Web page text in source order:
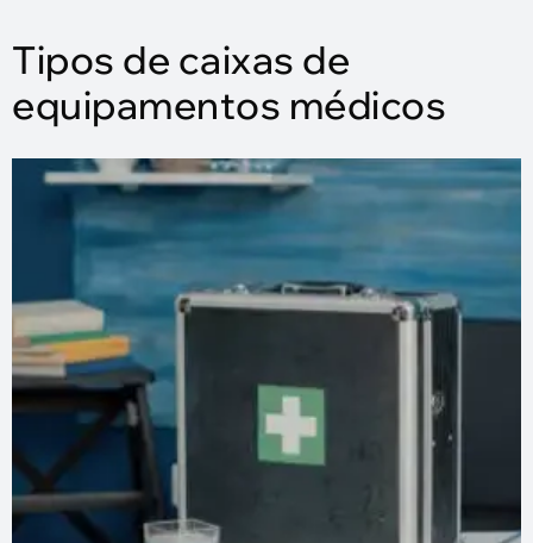
Tipos de caixas de
equipamentos médicos